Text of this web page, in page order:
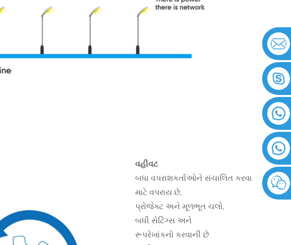
વહીવટ
બધા વપરાશકર્તાઓને સંચાલિત કરવા
માટે વપરાય છે,
પ્રોજેક્ટ અને મૂળભૂત ચલો,
બધી સેટિંગ્સ અને
રૂપરેખાંકનો કરવાની છે